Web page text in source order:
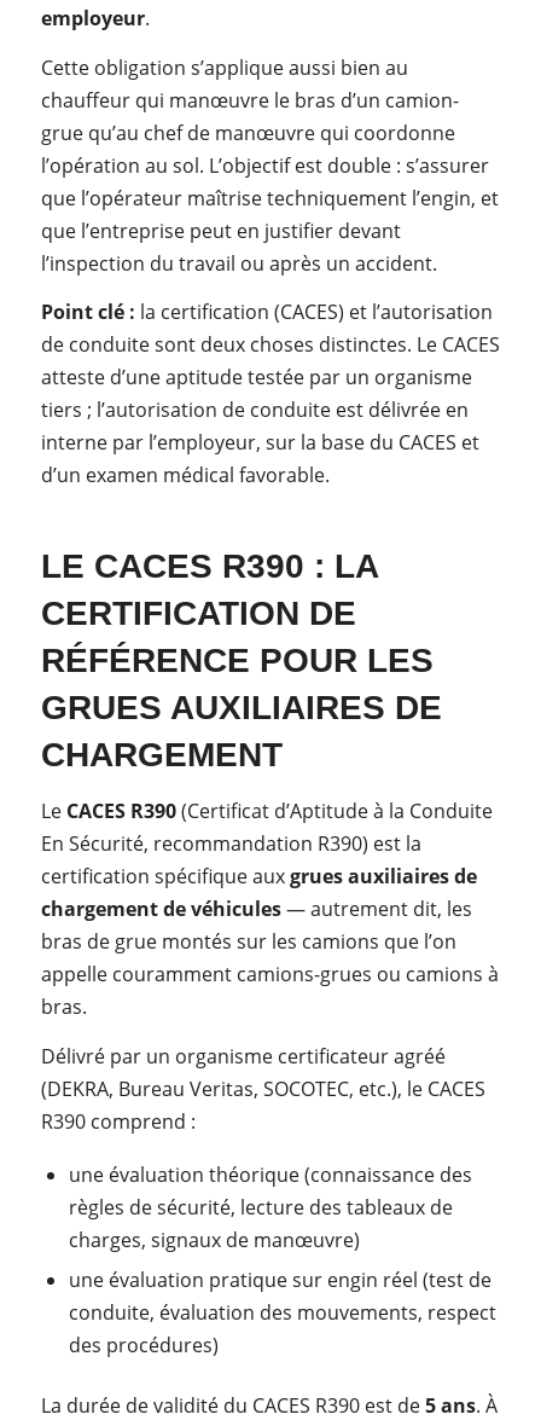
employeur.
Cette obligation s’applique aussi bien au
chauffeur qui manœuvre le bras d’un camion-
grue qu’au chef de manœuvre qui coordonne
l’opération au sol. L’objectif est double : s’assurer
que l’opérateur maîtrise techniquement l’engin, et
que l’entreprise peut en justifier devant
l’inspection du travail ou après un accident.
Point clé : la certification (CACES) et l’autorisation
de conduite sont deux choses distinctes. Le CACES
atteste d’une aptitude testée par un organisme
tiers ; l’autorisation de conduite est délivrée en
interne par l’employeur, sur la base du CACES et
d’un examen médical favorable.
LE CACES R390 : LA
CERTIFICATION DE
RÉFÉRENCE POUR LES
GRUES AUXILIAIRES DE
CHARGEMENT
Le CACES R390(Certificat d’Aptitude à la Conduite
En Sécurité, recommandation R390) est la
certification spécifique auxgrues auxiliaires de
chargement de véhicules— autrement dit, les
bras de grue montés sur les camions que l’on
appelle couramment camions-grues ou camions à
bras.
Délivré par un organisme certificateur agréé
(DEKRA, Bureau Veritas, SOCOTEC, etc.), le CACES
R390 comprend :
une évaluation théorique (connaissance des
règles de sécurité, lecture des tableaux de
charges, signaux de manœuvre)
une évaluation pratique sur engin réel (test de
conduite, évaluation des mouvements, respect
des procédures)
La durée de validité du CACES R390 est de5 ans. À